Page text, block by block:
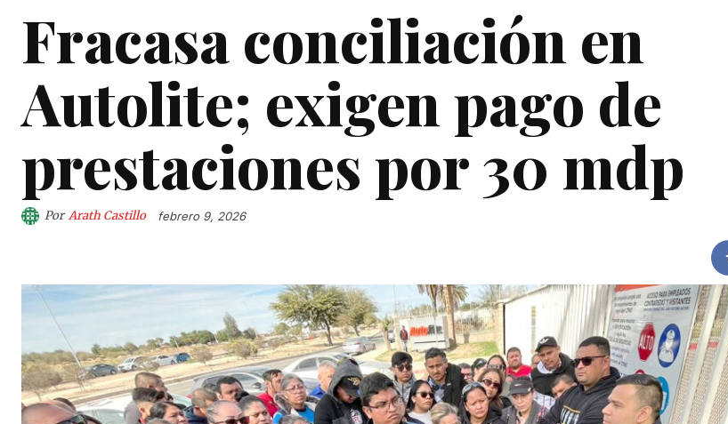
Fracasa conciliación en
Autolite; exigen pago de
prestaciones por 30 mdp
Por Arath Castillo febrero 9, 2026